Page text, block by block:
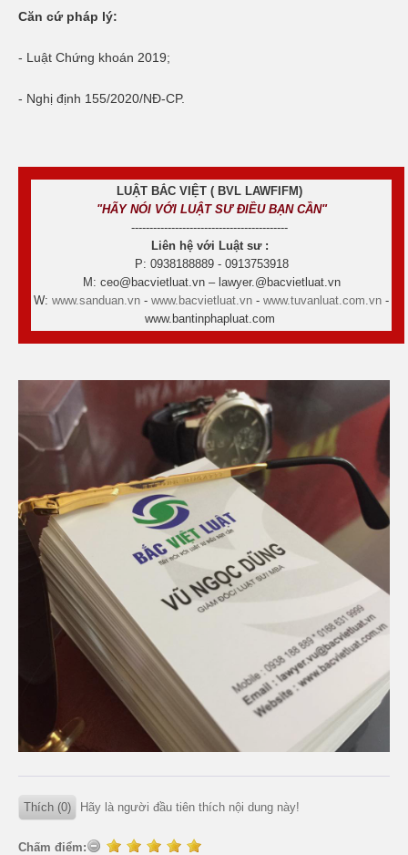
Căn cứ pháp lý:
- Luật Chứng khoán 2019;
- Nghị định 155/2020/NĐ-CP.
LUẬT BẮC VIỆT ( BVL LAWFIFM)
"HÃY NÓI VỚI LUẬT SƯ ĐIỀU BẠN CẦN"
-------------------------------------------
Liên hệ với Luật sư :
P: 0938188889 - 0913753918
M: ceo@bacvietluat.vn – lawyer.@bacvietluat.vn
W: www.sanduan.vn - www.bacvietluat.vn - www.tuvanluat.com.vn -
www.bantinphapluat.com
Thích (0) Hãy là người đầu tiên thích nội dung này!
Chấm điểm: